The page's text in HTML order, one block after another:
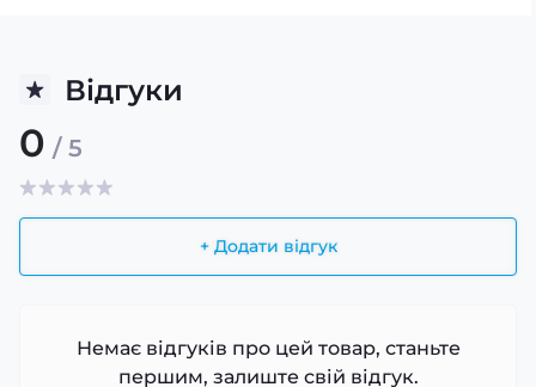
Відгуки
0 / 5
+ Додати відгук
Немає відгуків про цей товар, станьте
першим, залиште свій відгук.